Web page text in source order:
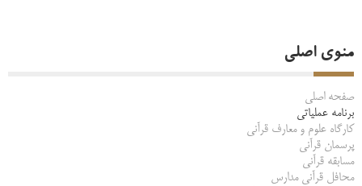
منوی اصلی
صفحه اصلی
برنامه عملیاتی
کارگاه علوم و معارف قرآنی
پرسمان قرآنی
مسابقه قرآنی
محافل قرآنی مدارس